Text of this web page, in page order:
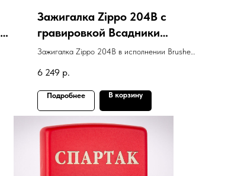
Зажигалка Zippo 204B с
гравировкой Всадники
Апокалипсиса
Зажигалка Zippo 204B в исполнении Brushed
6 249 р.
Подробнее В корзину